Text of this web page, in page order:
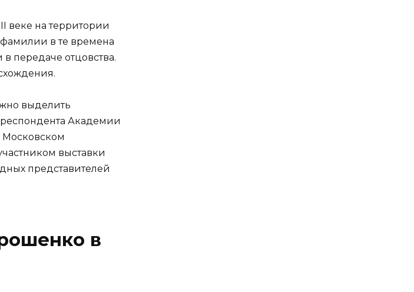
веке на территории
в те времена
передаче отцовства.
выделить
Академии
Московском
выставки
представителей
в